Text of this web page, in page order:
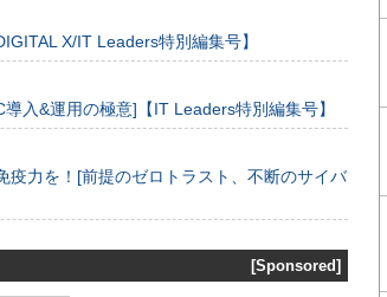
X/IT Leaders特別編集号】
入&運用の極意]【IT Leaders特別編集号】
力を！[前提のゼロトラスト、不断のサイバ
[Sponsored]